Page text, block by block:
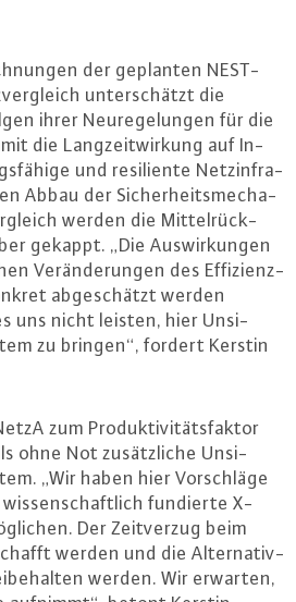
der geplanten NEST-
un­ter­schätzt die
ihrer Neu­re­ge­lun­gen für die
die Lang­zeit­wir­kung auf In­
und resi­li­en­te Netz­in­fra­
Abbau der Si­cher­heits­me­cha­
werden die Mit­tel­rück­
gekappt. „Die Aus­wir­kun­gen
Ver­än­de­run­gen des Ef­fi­zi­enz­
ab­ge­schätzt werden
uns nicht leisten, hier Un­si­
zu bringen“, fordert Kerstin
zum Pro­duk­ti­vi­täts­fak­tor
ohne Not zu­sätz­li­che Un­si­
„Wir haben hier Vor­schlä­ge
fundierte X-
Der Zeit­ver­zug beim
werden und die Al­ter­na­tiv­
werden. Wir erwarten,